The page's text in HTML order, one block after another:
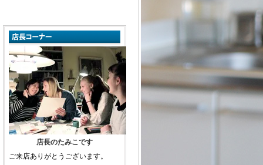
店長のたみこです
ご来店ありがとうございます。